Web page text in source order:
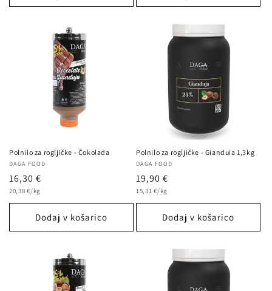
Polnilo za rogljičke - Čokolada
Ponudnik:
DAGA FOOD
Redna
cena
16,30 €
Cena
enoto
20,38 €/kg
Dodaj v košarico
Polnilo za rogljičke - Gianduia 1,3kg
Ponudnik:
DAGA FOOD
Redna
cena
19,90 €
Cena
enoto
15,31 €/kg
Dodaj v košarico